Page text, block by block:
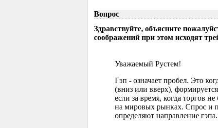
Вопрос
Здравствуйте, объясните
соображений при этом исходят
Уважаемый Рустем!
Гэп - означает пробел. Это
(вниз или вверх),
если за время, когда торгов
на мировых рынках. Спрос и
определяют направление гэпа.